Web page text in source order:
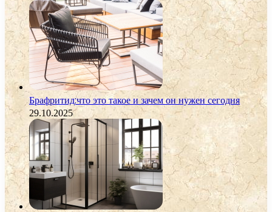
Брафритид:что это такое и зачем он нужен сегодня
29.10.2025